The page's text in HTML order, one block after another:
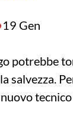
19 Gen
potrebbe
salvezza.